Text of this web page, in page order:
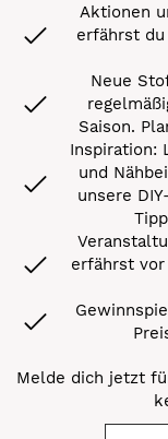
Aktionen
erfährst
Neue
Saison.
Inspiration:
und
unsere
erfährst
Melde dich jetzt